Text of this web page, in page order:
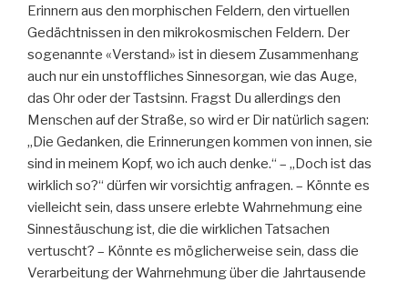
Erinnern aus den morphischen Feldern, den virtuellen
Gedächtnissen in den mikrokosmischen Feldern. Der
sogenannte «Verstand» ist in diesem Zusammenhang
auch nur ein unstoffliches Sinnesorgan, wie das Auge,
das Ohr oder der Tastsinn. Fragst Du allerdings den
Menschen auf der Straße, so wird er Dir natürlich sagen:
„Die Gedanken, die Erinnerungen kommen von innen, sie
sind in meinem Kopf, wo ich auch denke.“ – „Doch ist das
wirklich so?“ dürfen wir vorsichtig anfragen. – Könnte es
vielleicht sein, dass unsere erlebte Wahrnehmung eine
Sinnestäuschung ist, die die wirklichen Tatsachen
vertuscht? – Könnte es möglicherweise sein, dass die
Verarbeitung der Wahrnehmung über die Jahrtausende